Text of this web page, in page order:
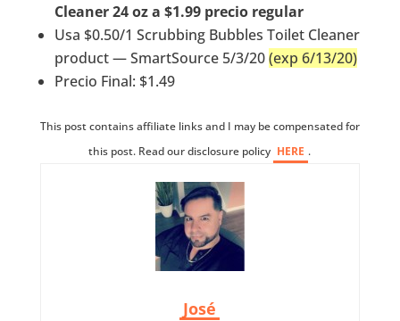
Cleaner 24 oz a $1.99 precio regular
Usa $0.50/1 Scrubbing Bubbles Toilet Cleaner
product — SmartSource 5/3/20(exp 6/13/20)
Precio Final: $1.49
This post contains affiliate links and I may be compensated for
this post. Read our disclosure policy HERE .
José